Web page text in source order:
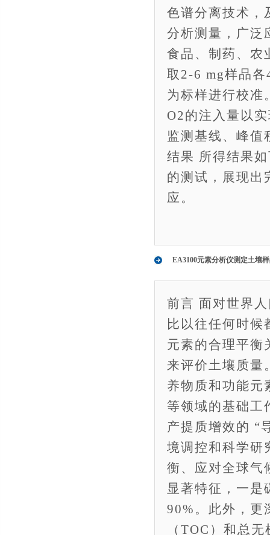
色谱分离技术，
分析测量，广泛
食品、制药、农
取2-6 mg样品
为标样进行校准
O2的注入量以
监测基线、峰值
结果 所得结果
的测试，展现出
应。
EA3100元素分析仪测定土壤
前言 面对世界
比以往任何时
元素的合理平衡
来评价土壤质量
养物质和功能元
等领域的基础工
产提质增效的 “
境调控和科学研
衡、应对全球气
显著特征，一是
90%。此外，更
（TOC）和总